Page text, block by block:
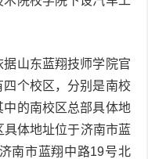
山东蓝翔技师学院官
个校区，分别是南校
中的南校区总部具体地
体地址位于济南市蓝
南市蓝翔中路19号北